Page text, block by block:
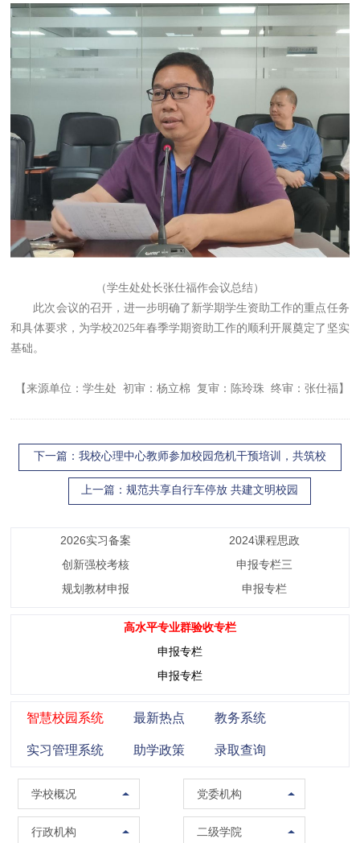
（学生处处长张仕福作会议总结）
此次会议的召开，进一步明确了新学期学生资助工作的重点任务
和具体要求，为学校2025年春季学期资助工作的顺利开展奠定了坚实
基础。
【来源单位：学生处 初审：杨立棉 复审：陈玲珠 终审：张仕福】
下一篇：我校心理中心教师参加校园危机干预培训，共筑校
园心理健康防线
上一篇：规范共享自行车停放 共建文明校园
2026实习备案
2024课程思政
创新强校考核
申报专栏三
规划教材申报
申报专栏
高水平专业群验收专栏
申报专栏
申报专栏
智慧校园系统
实习管理系统
最新热点
助学政策
教务系统
录取查询
学校概况
学校概况
校训精神
党委机构
党委组织部（党校）
党委宣传部（普法办公室）
行政机构
党政办公室（法制办公室） 二级学院
马克思主义学院